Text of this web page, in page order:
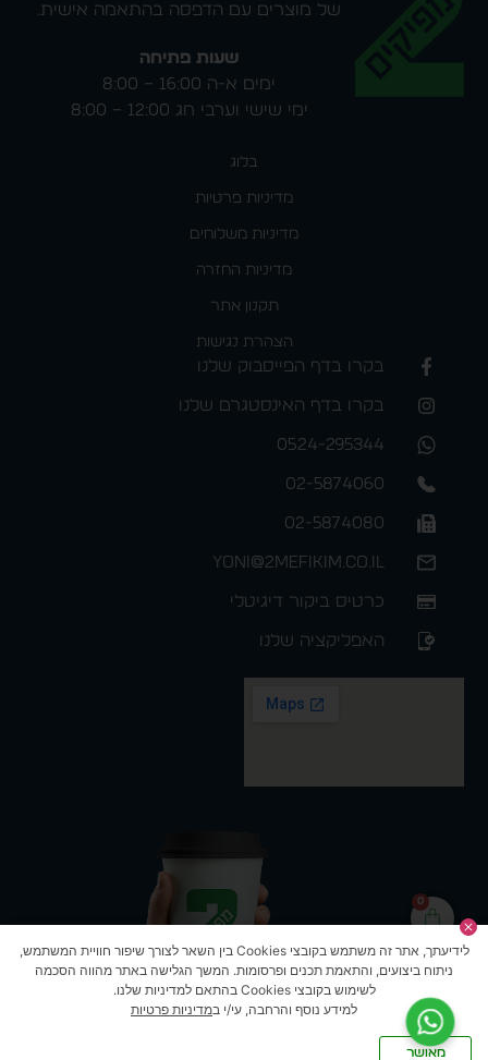
0
של מוצרים עם הדפסה בהתאמה אישית.
שעות פתיחה
ימים א-ה 16:00 – 8:00
ימי שישי וערבי חג 12:00 – 8:00
בלוג
מדיניות פרטיות
מדיניות משלוחים
מדיניות החזרה
תקנון אתר
הצהרת נגישות
בקרו בדף הפייסבוק שלנו
בקרו בדף האינסטגרם שלנו
0524-295344
02-5874060
02-5874080
yoni@2mefikim.co.il
כרטיס ביקור דיגיטלי
האפליקציה שלנו
לידיעתך, אתר זה משתמש בקובצי Cookies בין השאר לצורך שיפור חוויית המשתמש,
ניתוח ביצועים, והתאמת תכנים ופרסומות. המשך הגלישה באתר מהווה הסכמה
לשימוש בקובצי Cookies בהתאם למדיניות שלנו.
למידע נוסף והרחבה, עי/י במדיניות פרטיות
מאושר